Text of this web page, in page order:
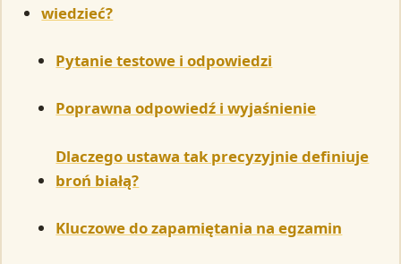
wiedzieć?
Pytanie testowe i odpowiedzi
Poprawna odpowiedź i wyjaśnienie
Dlaczego ustawa tak precyzyjnie definiuje
broń białą?
Kluczowe do zapamiętania na egzamin